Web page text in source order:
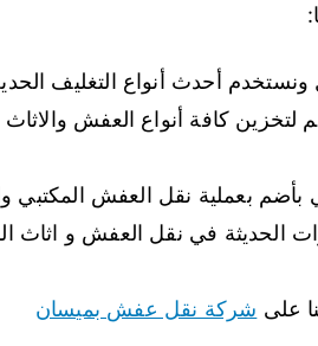
أحدث أنواع التغليف
كافة أنواع العفش والاثاث
بعملية نقل العفش المكتبي
الحديثة في نقل العفش و اثاث
على شركة نقل عفش بميسان